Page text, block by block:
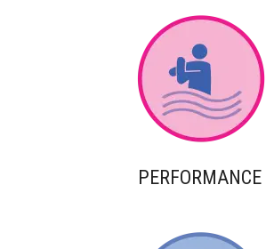
PERFORMANCE